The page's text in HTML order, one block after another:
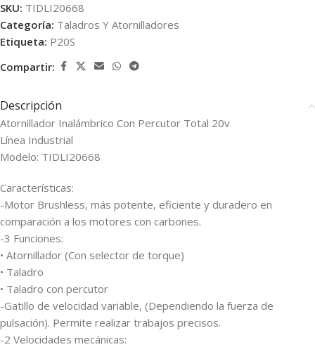
SKU: TIDLI20668
Categoría: Taladros Y Atornilladores
Etiqueta: P20S
Compartir:
Descripción
Atornillador Inalámbrico Con Percutor Total 20v
Línea Industrial
Modelo: TIDLI20668
Características:
-Motor Brushless, más potente, eficiente y duradero en
comparación a los motores con carbones.
-3 Funciones:
• Atornillador (Con selector de torque)
• Taladro
• Taladro con percutor
-Gatillo de velocidad variable, (Dependiendo la fuerza de
pulsación). Permite realizar trabajos precisos.
-2 Velocidades mecánicas: